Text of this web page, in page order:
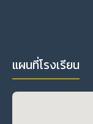
แผนที่โรงเรียน